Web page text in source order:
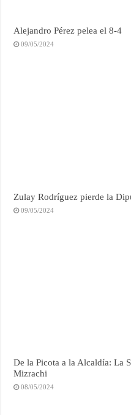
Alejandro Pérez pelea el 8-4
09/05/2024
Zulay Rodríguez pierde la
09/05/2024
De la Picota a la Alcaldía: La
Mizrachi
08/05/2024